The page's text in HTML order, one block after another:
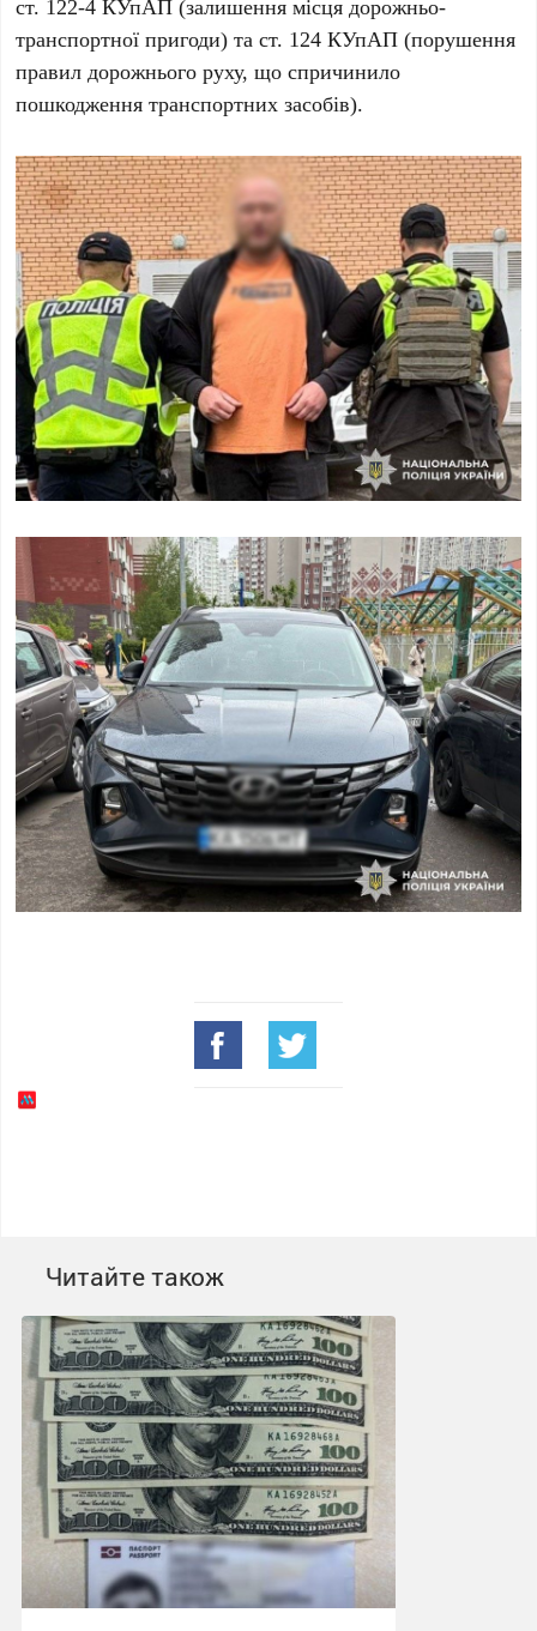
ст. 122-4 КУпАП (залишення місця дорожньо-
транспортної пригоди) таст. 124 КУпАП (порушення
правил дорожнього руху, що спричинило
пошкодження транспортних засобів).
Читайте також